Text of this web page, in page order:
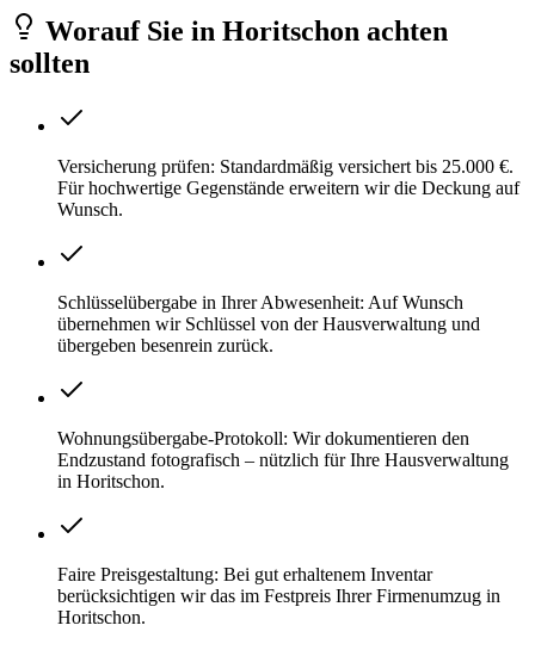
Worauf Sie in Horitschon achten
sollten
Versicherung prüfen: Standardmäßig versichert bis 25.000 €.
Für hochwertige Gegenstände erweitern wir die Deckung auf
Wunsch.
Schlüsselübergabe in Ihrer Abwesenheit: Auf Wunsch
übernehmen wir Schlüssel von der Hausverwaltung und
übergeben besenrein zurück.
Wohnungsübergabe-Protokoll: Wir dokumentieren den
Endzustand fotografisch – nützlich für Ihre Hausverwaltung
in Horitschon.
Faire Preisgestaltung: Bei gut erhaltenem Inventar
berücksichtigen wir das im Festpreis Ihrer Firmenumzug in
Horitschon.